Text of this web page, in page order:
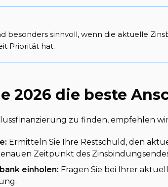
besonders sinnvoll, wenn die aktuelle
Priorität hat.
2026 die beste
zu finden, empfehlen
Ermitteln Sie Ihre Restschuld, den
Zeitpunkt des
einholen: Fragen Sie bei Ihrer